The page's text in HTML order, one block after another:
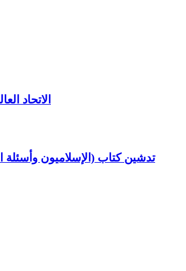
الاتحاد
تدشين كتاب (الإسلاميون وأسئلة